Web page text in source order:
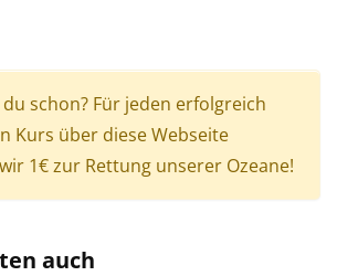
schon? Für jeden erfolgreich
Kurs über diese Webseite
1€ zur Rettung unserer Ozeane!
auch